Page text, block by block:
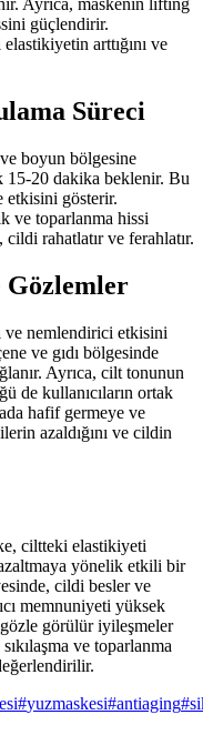
Ayrıca, maskenin lifting
güçlendirir.
arttığını ve
Süreci
boyun bölgesine
15-20 dakika beklenir. Bu
etkisini gösterir.
ve toparlanma hissi
rahatlatır ve ferahlatır.
Gözlemler
ve nemlendirici etkisini
ve gıdı bölgesinde
Ayrıca, cilt tonunun
de kullanıcıların ortak
hafif germeye ve
azaldığını ve cildin
ciltteki elastikiyeti
azaltmaya yönelik etkili bir
cildi besler ve
memnuniyeti yüksek
görülür iyileşmeler
ve toparlanma
#yuzmaskesi#antiaging#